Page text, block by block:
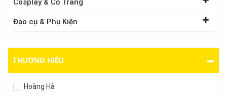
Cosplay & Cổ Trang
Đạo cụ & Phụ Kiện
THƯƠNG HIỆU
Hoàng Hà